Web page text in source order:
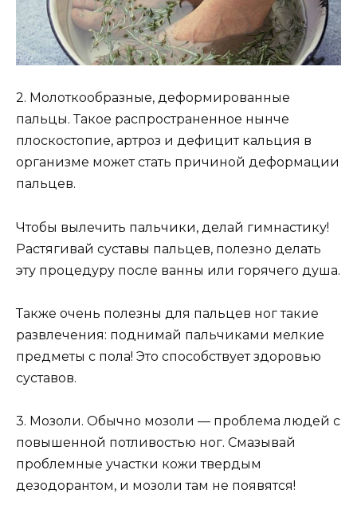
2. Молоткообразные, деформированные
пальцы. Такое распространенное нынче
плоскостопие, артроз и дефицит кальция в
организме может стать причиной деформации
пальцев.
Чтобы вылечить пальчики, делай гимнастику!
Растягивай суставы пальцев, полезно делать
эту процедуру после ванны или горячего душа.
Также очень полезны для пальцев ног такие
развлечения: поднимай пальчиками мелкие
предметы с пола! Это способствует здоровью
суставов.
3. Мозоли. Обычно мозоли — проблема людей с
повышенной потливостью ног. Смазывай
проблемные участки кожи твердым
дезодорантом, и мозоли там не появятся!